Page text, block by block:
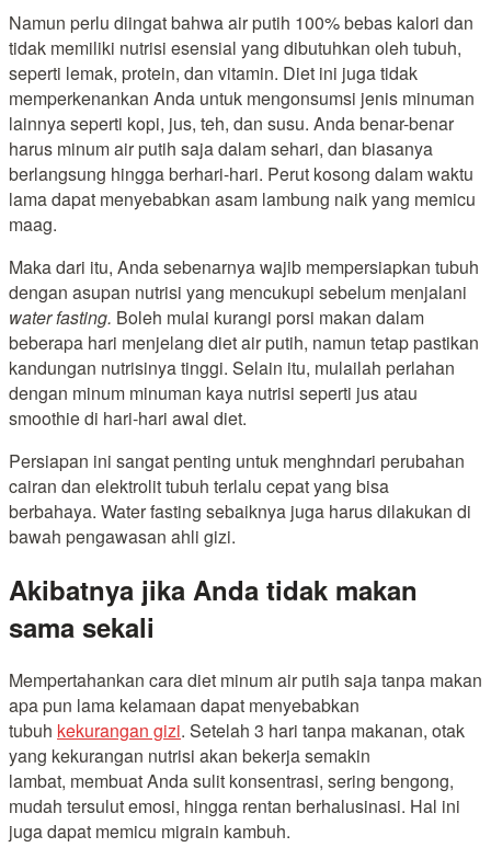
Namun perlu diingat bahwa air putih 100% bebas kalori dan
tidak memiliki nutrisi esensial yang dibutuhkan oleh tubuh,
seperti lemak, protein, dan vitamin. Diet ini juga tidak
memperkenankan Anda untuk mengonsumsi jenis minuman
lainnya seperti kopi, jus, teh, dan susu. Anda benar-benar
harus minum air putih saja dalam sehari, dan biasanya
berlangsung hingga berhari-hari. Perut kosong dalam waktu
lama dapat menyebabkan asam lambung naik yang memicu
maag.
Maka dari itu, Anda sebenarnya wajib mempersiapkan tubuh
dengan asupan nutrisi yang mencukupi sebelum menjalani
water fasting. Boleh mulai kurangi porsi makan dalam
beberapa hari menjelang diet air putih, namun tetap pastikan
kandungan nutrisinya tinggi. Selain itu, mulailah perlahan
dengan minum minuman kaya nutrisi seperti jus atau
smoothie di hari-hari awal diet.
Persiapan ini sangat penting untuk menghndari perubahan
cairan dan elektrolit tubuh terlalu cepat yang bisa
berbahaya. Water fasting sebaiknya juga harus dilakukan di
bawah pengawasan ahli gizi.
Akibatnya jika Anda tidak makan
sama sekali
Mempertahankan cara diet minum air putih saja tanpa makan
apa pun lama kelamaan dapat menyebabkan
tubuh kekurangan gizi. Setelah 3 hari tanpa makanan, otak
yang kekurangan nutrisi akan bekerja semakin
lambat, membuat Anda sulit konsentrasi, sering bengong,
mudah tersulut emosi, hingga rentan berhalusinasi. Hal ini
juga dapat memicu migrain kambuh.